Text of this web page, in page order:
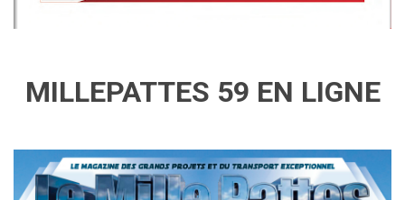
MILLEPATTES 59 EN LIGNE